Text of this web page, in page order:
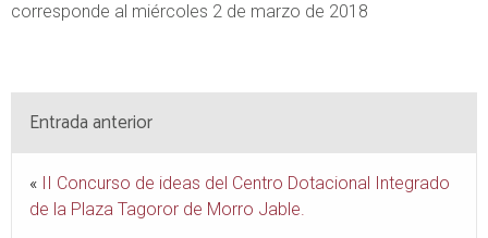
corresponde al miércoles 2 de marzo de 2018
Entrada anterior
« II Concurso de ideas del Centro Dotacional Integrado
de la Plaza Tagoror de Morro Jable.